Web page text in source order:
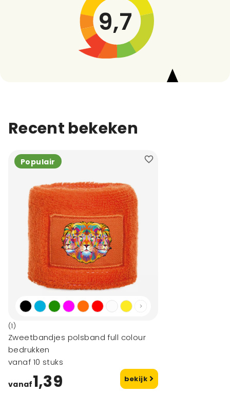
9,7
Recent bekeken
Populair
(1)
Zweetbandjes polsband full colour
bedrukken
vanaf 10 stuks
vanaf1,39 bekijk